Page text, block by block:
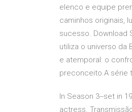
elenco e equipe
caminhos originais,
sucesso. Download
utiliza o universo da
e atemporal: o
preconceito.A série
In Season 3--set in
actress.